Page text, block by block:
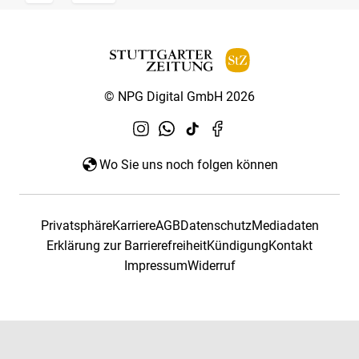
© NPG Digital GmbH 2026
Wo Sie uns noch folgen können
PrivatsphäreKarriereAGBDatenschutzMediadaten
Erklärung zur BarrierefreiheitKündigungKontakt
ImpressumWiderruf